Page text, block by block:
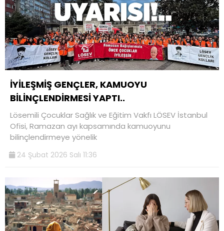
İYİLEŞMİŞ GENÇLER, KAMUOYU
BİLİNÇLENDİRMESİ YAPTI..
Lösemili Çocuklar Sağlık ve Eğitim Vakfı LÖSEV İstanbul
Ofisi, Ramazan ayı kapsamında kamuoyunu
bilinçlendirmeye yönelik
24 Şubat 2026 Salı 11:36